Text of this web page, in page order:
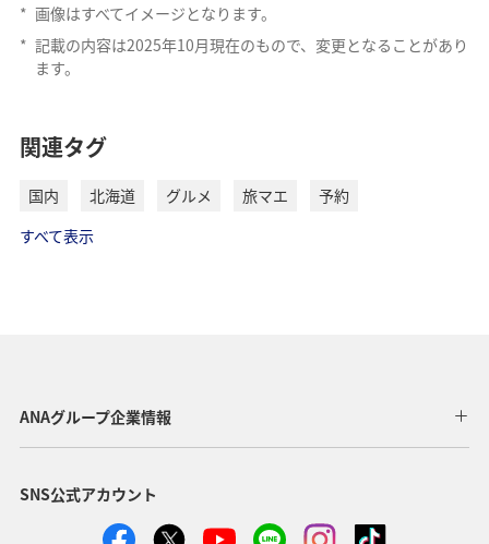
* 画像はすべてイメージとなります。
* 記載の内容は2025年10月現在のもので、変更となることがあり
ます。
関連タグ
国内 北海道 グルメ 旅マエ
予約
すべて表示
ANAグループ企業情報
SNS公式アカウント